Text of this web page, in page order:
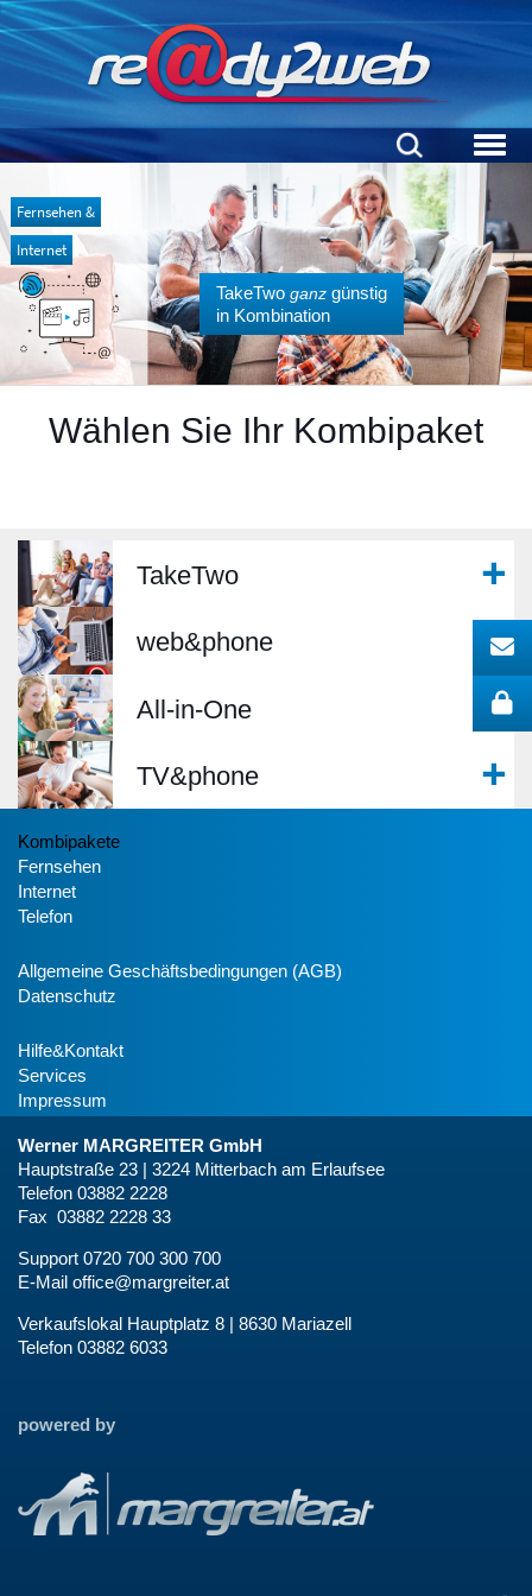
Fernsehen &
Internet
TakeTwo ganz günstig
in Kombination
Wählen Sie Ihr Kombipaket
TakeTwo
web&phone
All-in-One
TV&phone
Kombipakete
Fernsehen
Internet
Telefon
Allgemeine Geschäftsbedingungen (AGB)
Datenschutz
Hilfe&Kontakt
Services
Impressum
Werner MARGREITER GmbH
Hauptstraße 23 | 3224 Mitterbach am Erlaufsee
Telefon 03882 2228
Fax 03882 2228 33
Support 0720 700 300 700
E-Mail office@margreiter.at
Verkaufslokal Hauptplatz 8 | 8630 Mariazell
Telefon 03882 6033
powered by